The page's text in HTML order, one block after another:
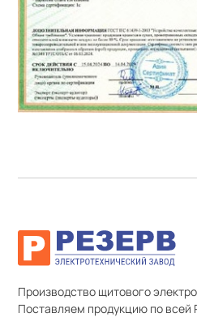
Производство щитового
Поставляем продукцию по всей